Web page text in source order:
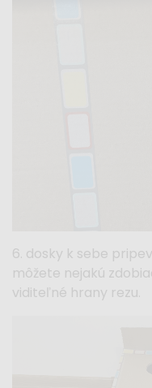
6. dosky k sebe
môžete nejakú
viditeľné hrany rezu.